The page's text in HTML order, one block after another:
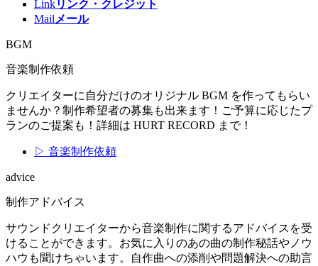
Linkリンク・クレジット
Mail メール
BGM
音楽制作依頼
クリエイターに自分だけのオリジナル BGM を作ってもらい
ませんか？制作希望者の募集も出来ます！ご予算に応じたプ
ランのご提案も！詳細は HURT RECORD まで！
▷ 音楽制作依頼
advice
制作アドバイス
サウンドクリエイターから音楽制作に関するアドバイスを受
けることができます。お気に入りのあの曲の制作秘話やノウ
ハウも聞けちゃいます。自作曲への添削や問題解決への助言